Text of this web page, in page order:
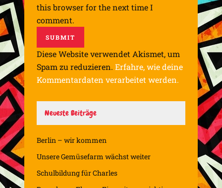
this browser for the next time I
comment.
Diese Website verwendet Akismet, um
Spam zu reduzieren. Erfahre, wie deine
Kommentardaten verarbeitet werden.
Neueste Beiträge
Berlin – wir kommen
Unsere Gemüsefarm wächst weiter
Schulbildung für Charles